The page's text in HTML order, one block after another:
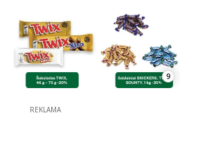
9
REKLAMA